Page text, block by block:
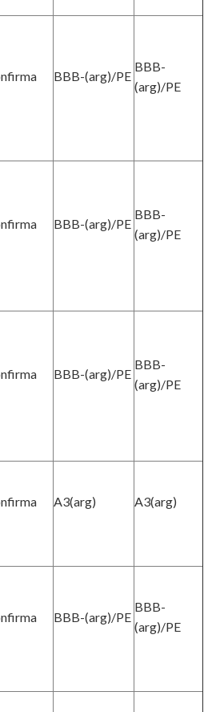
BBB-(arg)/PE
BBB-
(arg)/PE
BBB-(arg)/PE
BBB-
(arg)/PE
BBB-(arg)/PE
BBB-
(arg)/PE
A3(arg) A3(arg)
BBB-(arg)/PE
BBB-
(arg)/PE